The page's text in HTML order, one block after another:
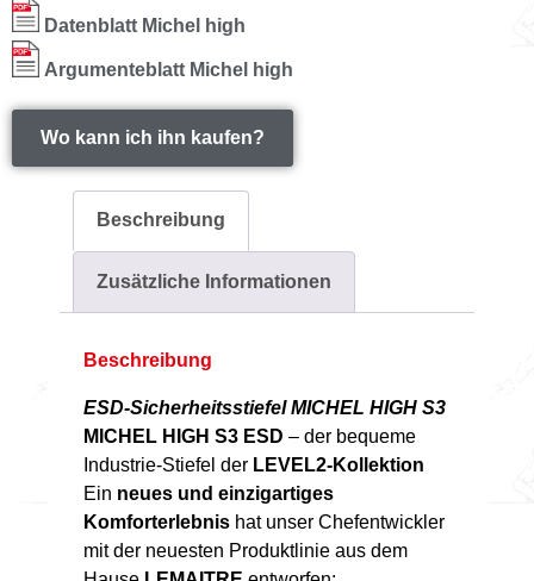
Datenblatt Michel high
Argumenteblatt Michel high
Wo kann ich ihn kaufen?
Beschreibung
Zusätzliche Informationen
Beschreibung
ESD-Sicherheitsstiefel MICHEL HIGH S3
MICHEL HIGH S3 ESD – der bequeme
Industrie-Stiefel der LEVEL2-Kollektion
Ein neues und einzigartiges
Komforterlebnis hat unser Chefentwickler
mit der neuesten Produktlinie aus dem